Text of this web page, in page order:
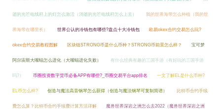
逝的光芒电线杆上的灯怎么激活（消逝的光芒电线杆怎么上去） 我的世界海带怎么种植（我的世
界海带在哪里长） 世界公认的冷钱包有哪些?盘点十大冷钱包 欧易okex合约交易怎么玩?
okex合约交易教程图解 区块链STRONG币是什么币种？STRONG币前景怎么样？ 宝可梦
阿尔宙斯大嘴蝠怎么进化（大嘴蝠进化失败） 有什么经典有趣的三国手游（有好玩的三国手游
吗?） 币圈投资数字货币必备APP有哪些?_币圈交易平台app排名 一文了解EL是什么币种?
EL币怎么样? 创造与魔法高音钢琴怎么获得（创造与魔法钢琴可复制简谱） 比特币合约手续
费怎么算？比特币合约手续费计算方法详解 魔兽世界深岩之洲怎么去2022（魔兽世界深岩之洲